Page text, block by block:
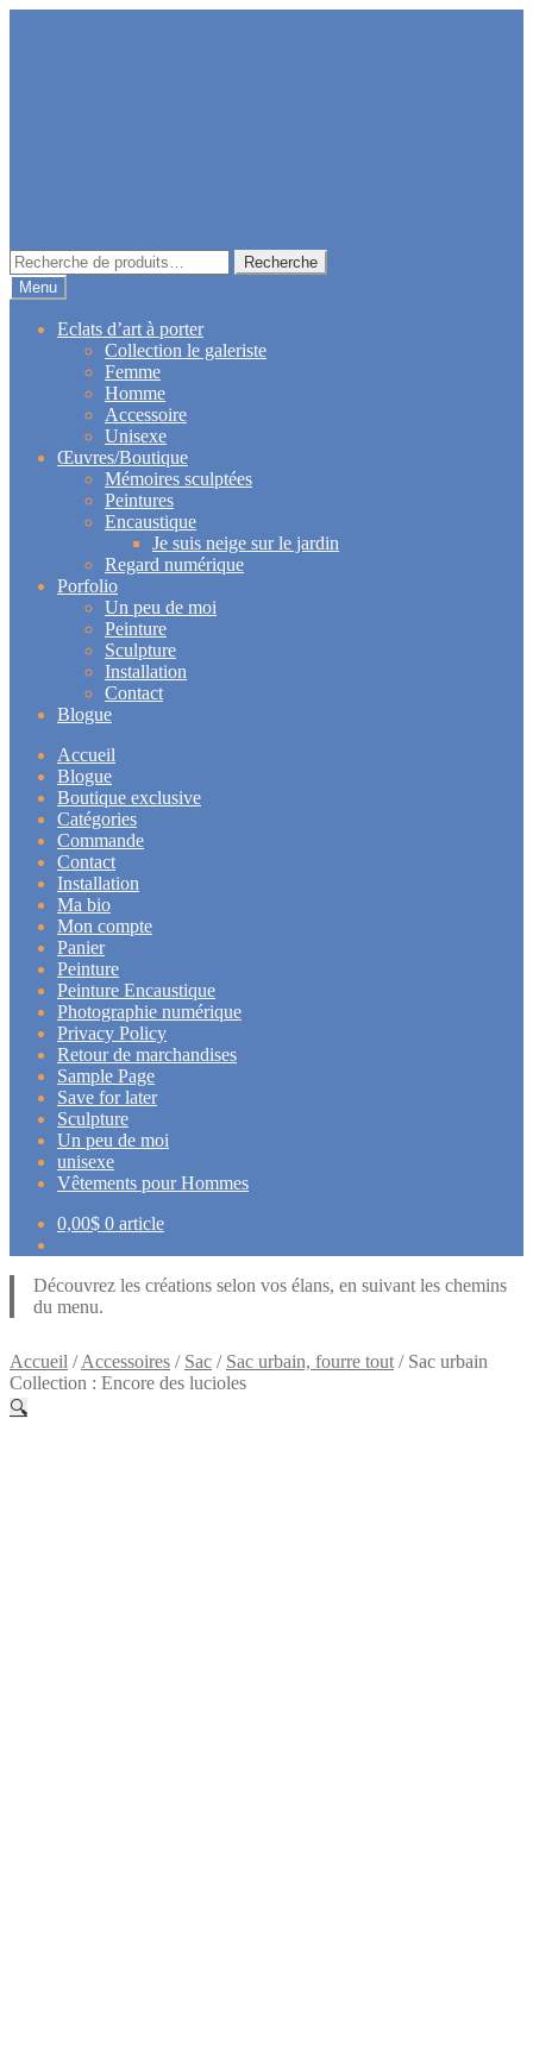
Recherche
pour :
Recherche
Menu
Eclats d’art à porter
Collection le galeriste
Femme
Homme
Accessoire
Unisexe
Œuvres/Boutique
Mémoires sculptées
Peintures
Encaustique
Je suis neige sur le jardin
Regard numérique
Porfolio
Un peu de moi
Peinture
Sculpture
Installation
Contact
Blogue
Accueil
Blogue
Boutique exclusive
Catégories
Commande
Contact
Installation
Ma bio
Mon compte
Panier
Peinture
Peinture Encaustique
Photographie numérique
Privacy Policy
Retour de marchandises
Sample Page
Save for later
Sculpture
Un peu de moi
unisexe
Vêtements pour Hommes
0,00$ 0 article
Découvrez les créations selon vos élans, en suivant les chemins
du menu.
Accueil /Accessoires / Sac / Sac urbain, fourre tout / Sac urbain
Collection : Encore des lucioles
🔍